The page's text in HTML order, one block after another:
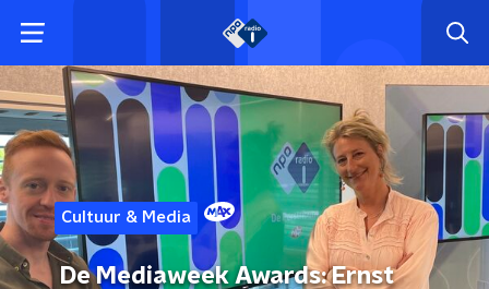
Cultuur & Media
De Mediaweek Awards: Ernst